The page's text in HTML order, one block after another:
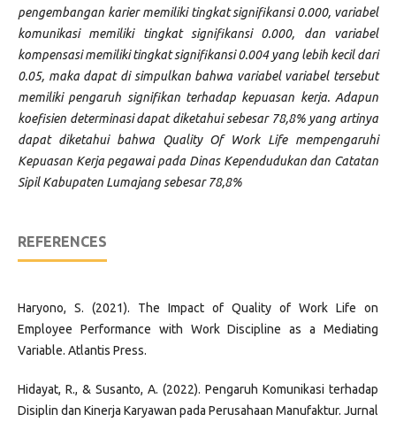
pengembangan karier memiliki tingkat signifikansi 0.000, variabel
komunikasi memiliki tingkat signifikansi 0.000, dan variabel
kompensasi memiliki tingkat signifikansi 0.004 yang lebih kecil dari
0.05, maka dapat di simpulkan bahwa variabel variabel tersebut
memiliki pengaruh signifikan terhadap kepuasan kerja. Adapun
koefisien determinasi dapat diketahui sebesar 78,8% yang artinya
dapat diketahui bahwa Quality Of Work Life mempengaruhi
Kepuasan Kerja pegawai pada Dinas Kependudukan dan Catatan
Sipil Kabupaten Lumajang sebesar 78,8%
REFERENCES
Haryono, S. (2021). The Impact of Quality of Work Life on
Employee Performance with Work Discipline as a Mediating
Variable. Atlantis Press.
Hidayat, R., & Susanto, A. (2022). Pengaruh Komunikasi terhadap
Disiplin dan Kinerja Karyawan pada Perusahaan Manufaktur. Jurnal